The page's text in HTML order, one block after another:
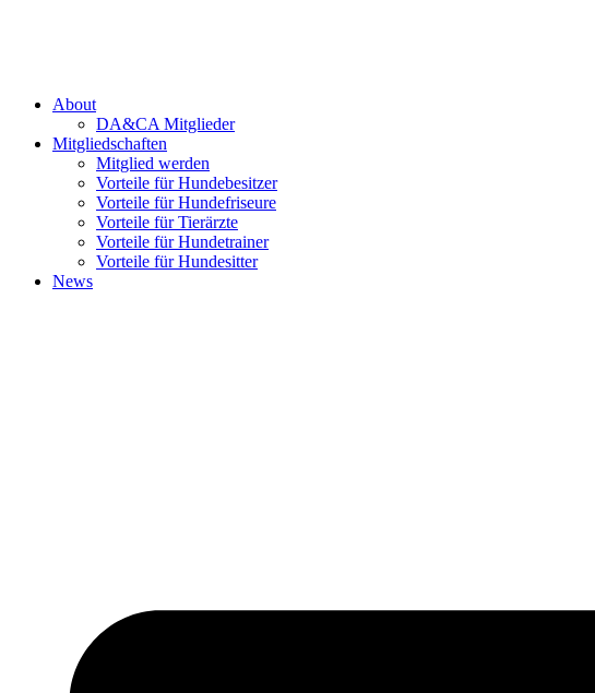
About
DA&CA Mitglieder
Mitgliedschaften
Mitglied werden
Vorteile für Hundebesitzer
Vorteile für Hundefriseure
Vorteile für Tierärzte
Vorteile für Hundetrainer
Vorteile für Hundesitter
News